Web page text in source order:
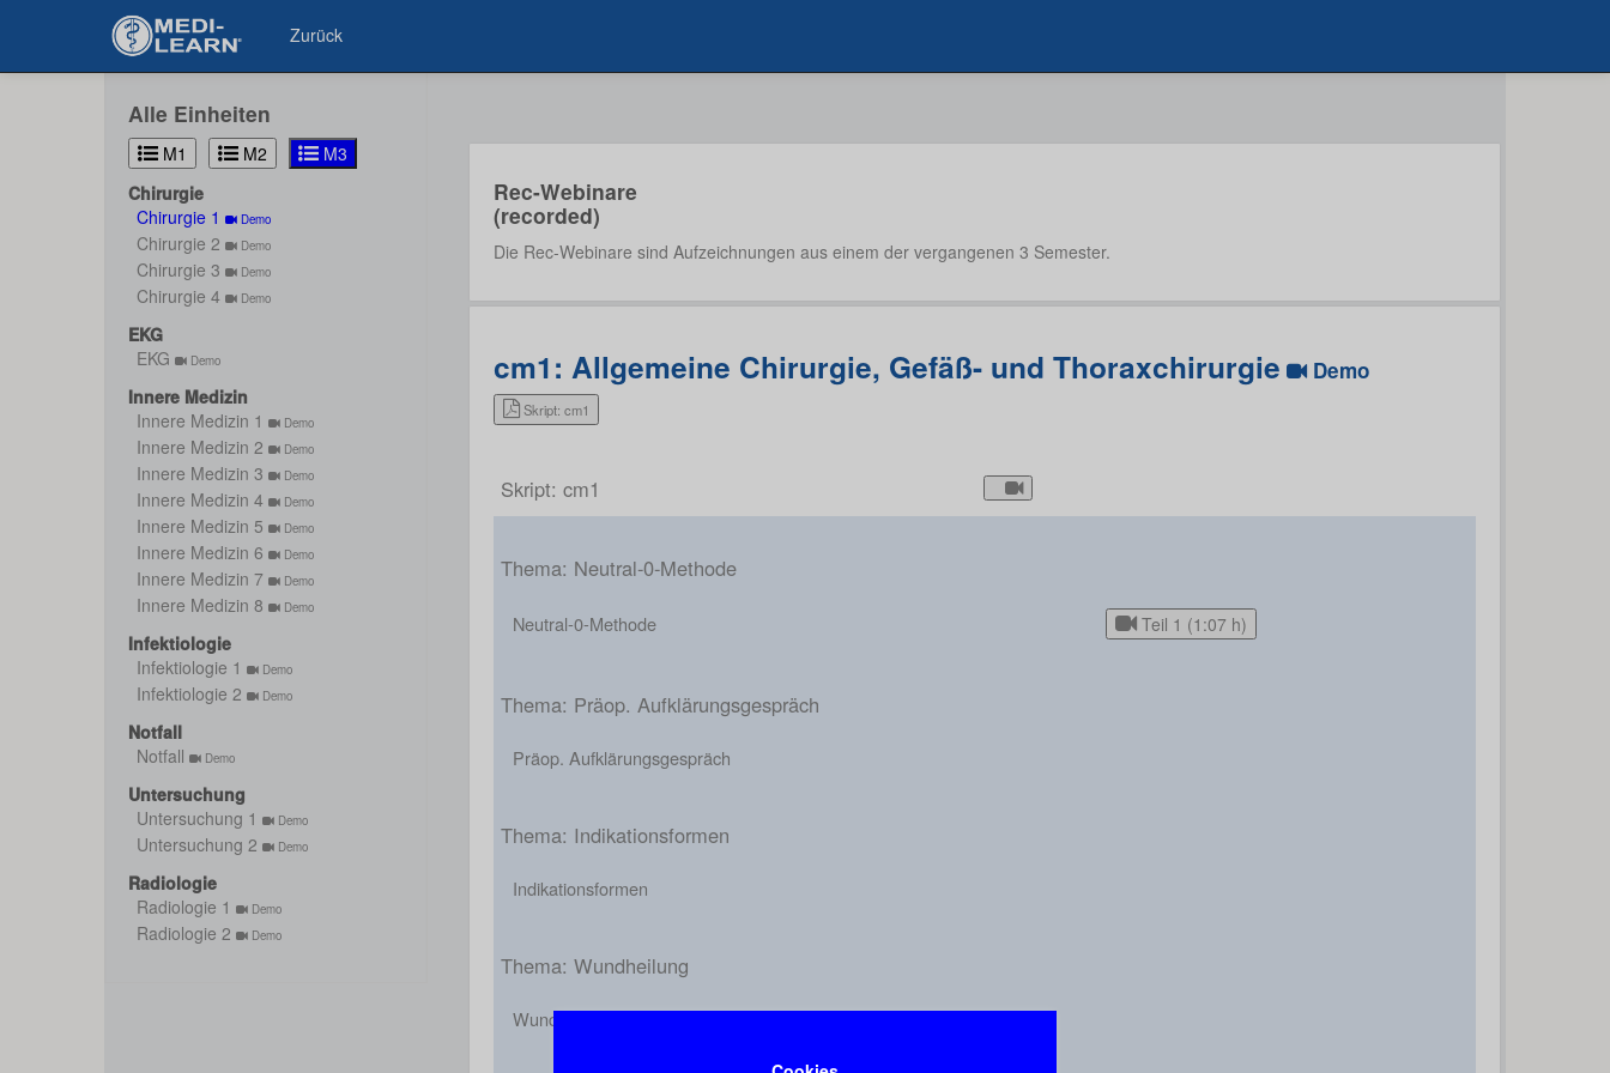
Zurück
Alle Einheiten
M1 M2
M3
Chirurgie
Chirurgie 1
Demo
Chirurgie 2 Demo
Chirurgie 3 Demo
Chirurgie 4 Demo
EKG
EKG
Demo
Innere Medizin
Innere Medizin 1
Demo
Innere Medizin 2 Demo
Innere Medizin 3 Demo
Innere Medizin 4 Demo
Innere Medizin 5 Demo
Innere Medizin 6 Demo
Innere Medizin 7 Demo
Innere Medizin 8 Demo
Infektiologie
Infektiologie 1
Demo
Infektiologie 2 Demo
Notfall
Notfall
Demo
Untersuchung
Untersuchung 1
Demo
Untersuchung 2 Demo
Radiologie
Radiologie 1
Demo
Radiologie 2 Demo
Rec-Webinare
(recorded)
Die Rec-Webinare sind Aufzeichnungen aus einem der vergangenen 3 Semester.
cm1: Allgemeine Chirurgie, Gefäß- und Thoraxchirurgie Demo
Skript: cm1
Skript: cm1
Thema: Neutral-0-Methode
Neutral-0-Methode Teil 1 (1:07 h)
Thema: Präop. Aufklärungsgespräch
Präop. Aufklärungsgespräch
Thema: Indikationsformen
Indikationsformen
Thema: Wundheilung
Wundheilung